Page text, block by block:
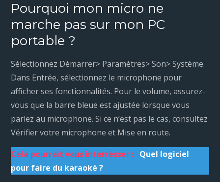
Pourquoi mon micro ne
marche pas sur mon PC
portable ?
Sélectionnez Démarrer> Paramètres> Son> Système.
Dans Entrée, sélectionnez le microphone pour
afficher ses fonctionnalités. Pour le volume, assurez-
vous que la barre bleue est ajustée lorsque vous
parlez au microphone. Si ce n’est pas le cas, consultez
Vérifier votre microphone et Mise en route.
Cela pourrait vous interrésser : Quel logiciel
pour faire du karaoké ?